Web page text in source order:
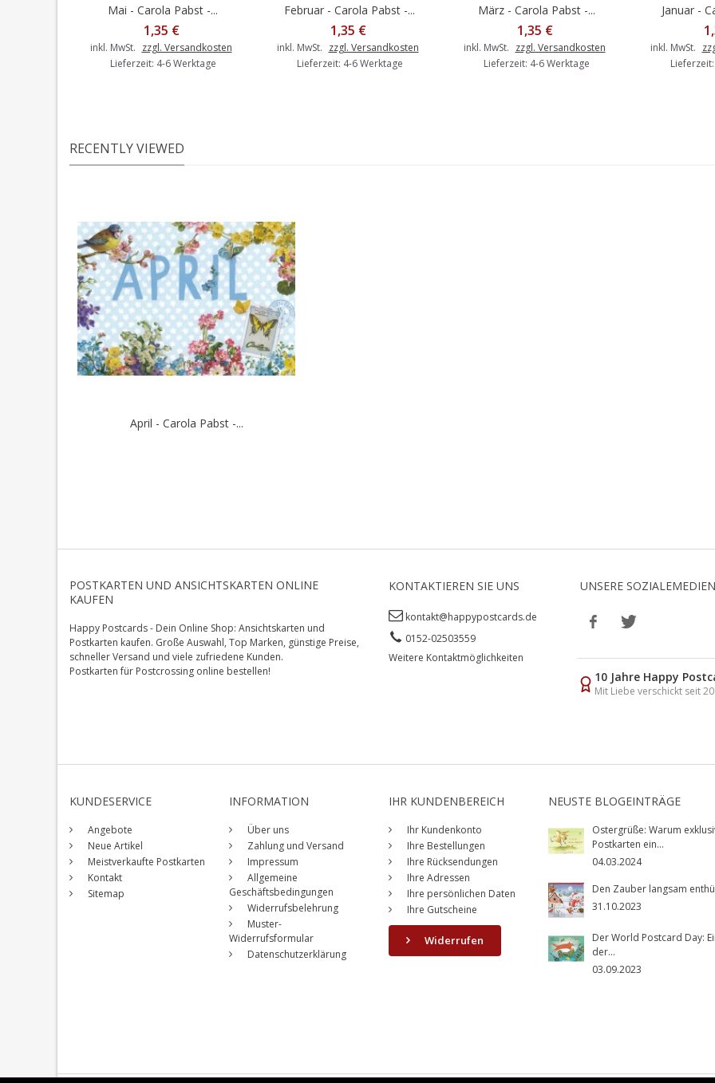
In den Warenkorb
Mai - Carola Pabst -...
1,35 €
inkl. MwSt. zzgl. Versandkosten
Lieferzeit: 4-6 Werktage
In den Warenkorb
Februar - Carola Pabst -...
1,35 €
inkl. MwSt. zzgl. Versandkosten
Lieferzeit: 4-6 Werktage
In den Warenkorb
März - Carola Pabst -...
1,35 €
inkl. MwSt. zzgl. Versandkosten
Lieferzeit: 4-6 Werktage
In
Januar -
inkl. MwSt.
RECENTLY VIEWED
April - Carola Pabst -...
POSTKARTEN UND ANSICHTSKARTEN ONLINE
KAUFEN
Happy Postcards - Dein Online Shop: Ansichtskarten und
Postkarten kaufen. Große Auswahl, Top Marken, günstige Preise,
schneller Versand und viele zufriedene Kunden.
Postkarten für Postcrossing online bestellen!
KONTAKTIEREN SIE UNS
kontakt@happypostcards.de
0152-02503559
Weitere Kontaktmöglichkeiten
UNSERE SOZIALEMEDIEN
10 Jahre Happy
Mit Liebe verschickt seit
KUNDESERVICE
Angebote
Neue Artikel
Meistverkaufte Postkarten
Kontakt
Sitemap
INFORMATION
Über uns
Zahlung und Versand
Impressum
Allgemeine
Geschäftsbedingungen
Widerrufsbelehrung
Muster-
Widerrufsformular
Datenschutzerklärung
IHR KUNDENBEREICH
Ihr Kundenkonto
Ihre Bestellungen
Ihre Rücksendungen
Ihre Adressen
Ihre persönlichen Daten
Ihre Gutscheine
Widerrufen
NEUSTE BLOGEINTRÄGE
Ostergrüße: Warum
Postkarten ein...
04.03.2024
Den Zauber langsam
31.10.2023
Der World Postcard Day:
der...
03.09.2023